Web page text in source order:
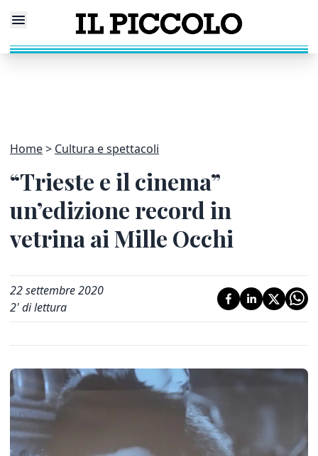
Home Cultura e spettacoli
“Trieste e il cinema”
un’edizione record in
vetrina ai Mille Occhi
22 settembre 2020
2' di lettura